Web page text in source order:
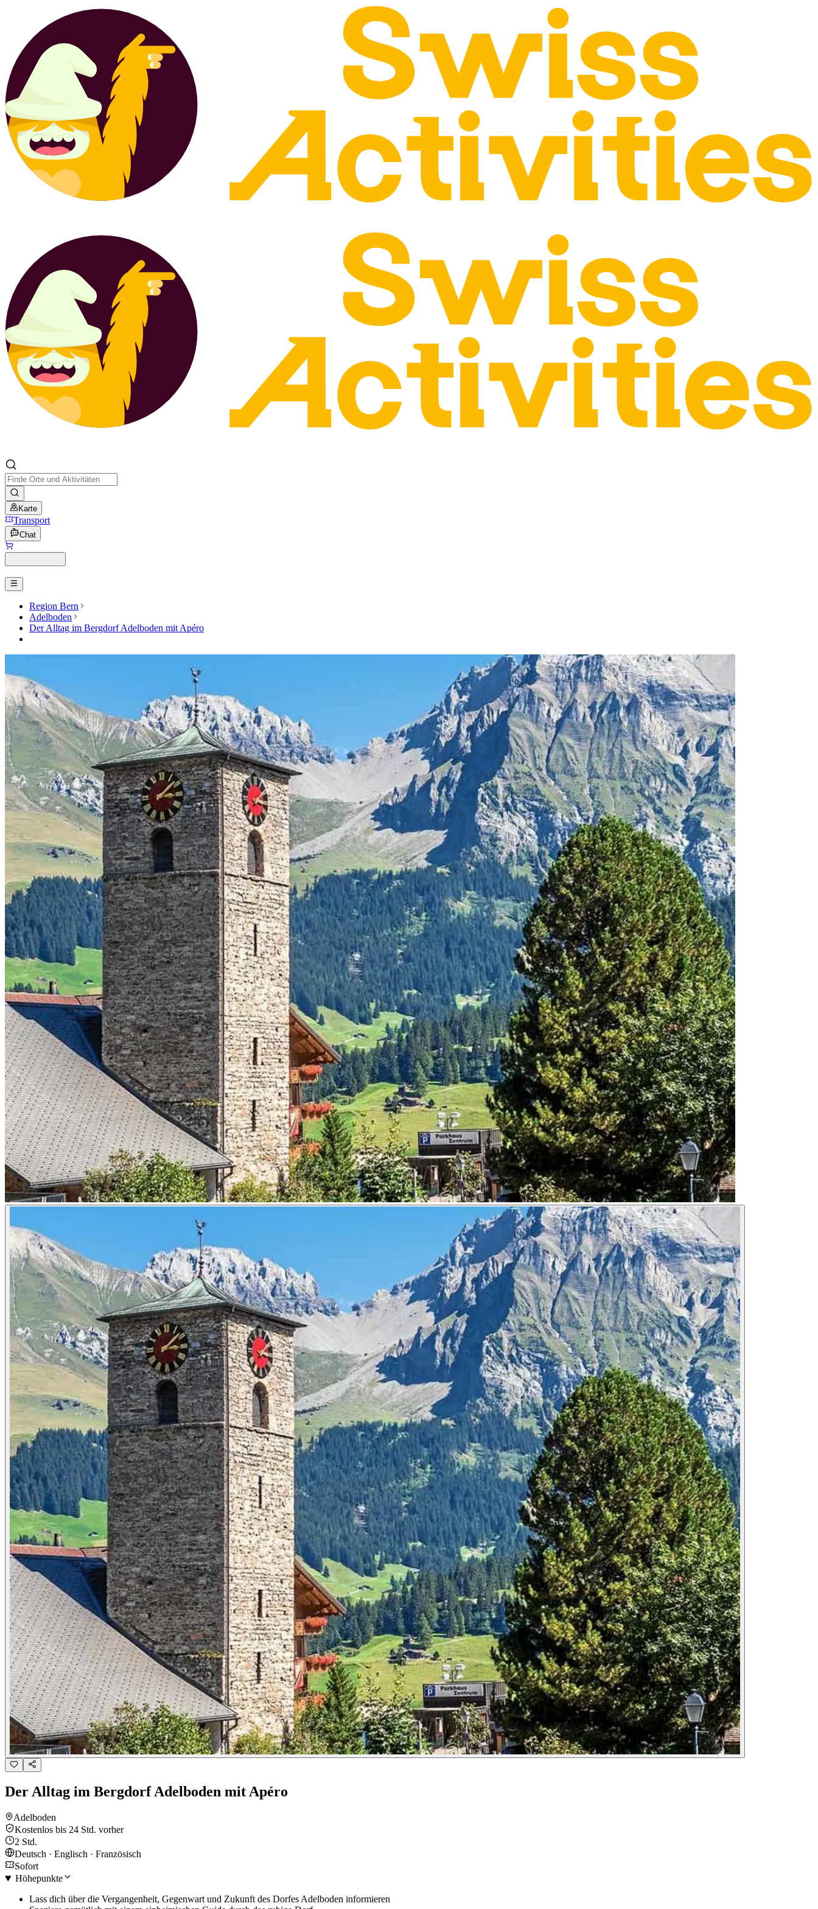
Karte
Transport
Chat
Region Bern
Adelboden
Der Alltag im Bergdorf Adelboden mit Apéro
Der Alltag im Bergdorf Adelboden mit Apéro
Adelboden
Kostenlos bis 24 Std. vorher
2 Std.
Deutsch · Englisch · Französisch
Sofort
Höhepunkte
Lass dich über die Vergangenheit, Gegenwart und Zukunft des Dorfes Adelboden informieren